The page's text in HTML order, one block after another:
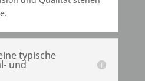
typische
und